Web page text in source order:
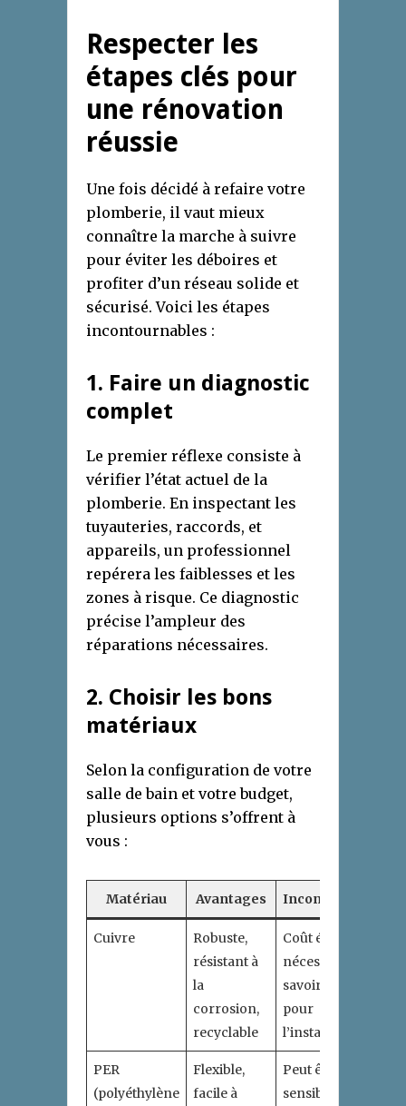
Respecter les
étapes clés pour
une rénovation
réussie
Une fois décidé à refaire votre
plomberie, il vaut mieux
connaître la marche à suivre
pour éviter les déboires et
profiter d’un réseau solide et
sécurisé. Voici les étapes
incontournables :
1. Faire un diagnostic
complet
Le premier réflexe consiste à
vérifier l’état actuel de la
plomberie. En inspectant les
tuyauteries, raccords, et
appareils, un professionnel
repérera les faiblesses et les
zones à risque. Ce diagnostic
précise l’ampleur des
réparations nécessaires.
2. Choisir les bons
matériaux
Selon la configuration de votre
salle de bain et votre budget,
plusieurs options s’offrent à
vous :
Matériau Avantages Inconvénients
Cuivre
Robuste,
résistant à
la
corrosion,
recyclable
Coût élevé,
nécessite un
savoir-faire
pour
l’installation
PER
(polyéthylène
Flexible,
facile à
Peut être
sensible à